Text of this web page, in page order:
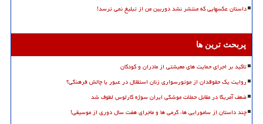
داستان عکسهایی که منتشر نشد دوربین من از تبلیغ نمی ترسد!
پربحث ترین ها
تاکید بر اجرای حمایت های معیشتی از مادران و کودکان
روایت یک حقوقدان از موتورسواری زنان استقلال در عبور یا چالش فرهنگی؟
ضعف آمریکا در مقابل حملات موشکی ایران سوژه کارلوس لطوف شد
چند داستان از سامورایی ها، گرمی ها و ماجرای هفت سال دوری از موسیقی!